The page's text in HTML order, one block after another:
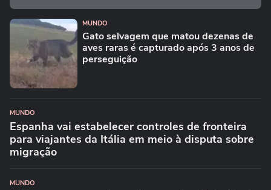
MUNDO
Gato selvagem que matou dezenas de
aves raras é capturado após 3 anos de
perseguição
MUNDO
Espanha vai estabelecer controles de fronteira
para viajantes da Itália em meio à disputa sobre
migração
MUNDO